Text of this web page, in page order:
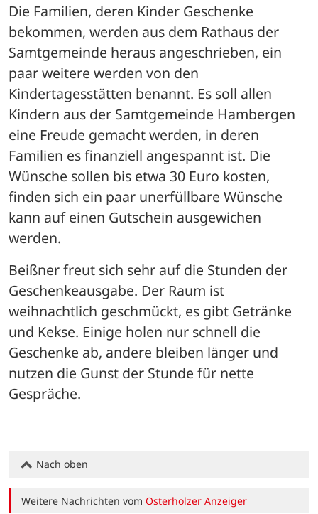
Die Familien, deren Kinder Geschenke
bekommen, werden aus dem Rathaus der
Samtgemeinde heraus angeschrieben, ein
paar weitere werden von den
Kindertagesstätten benannt. Es soll allen
Kindern aus der Samtgemeinde Hambergen
eine Freude gemacht werden, in deren
Familien es finanziell angespannt ist. Die
Wünsche sollen bis etwa 30 Euro kosten,
finden sich ein paar unerfüllbare Wünsche
kann auf einen Gutschein ausgewichen
werden.
Beißner freut sich sehr auf die Stunden der
Geschenkeausgabe. Der Raum ist
weihnachtlich geschmückt, es gibt Getränke
und Kekse. Einige holen nur schnell die
Geschenke ab, andere bleiben länger und
nutzen die Gunst der Stunde für nette
Gespräche.
Nach oben
Weitere Nachrichten vomOsterholzer Anzeiger